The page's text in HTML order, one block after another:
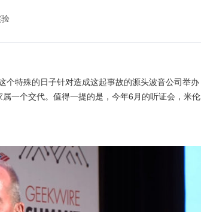
特殊的日子针对造成这起事故的源头波音公司举办
一个交代。值得一提的是，今年6月的听证会，米伦